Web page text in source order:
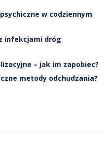
w codziennym
infekcjami dróg
– jak im zapobiec?
metody odchudzania?